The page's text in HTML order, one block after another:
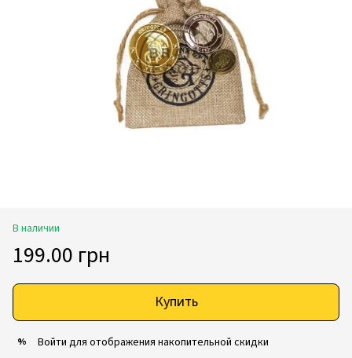
В наличии
199.00 грн
Купить
% Войти для отображения накопительной скидки